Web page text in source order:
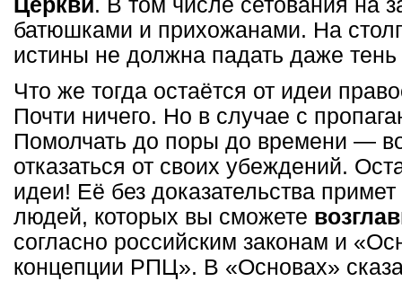
Церкви. В том числе сетования на
батюшками и прихожанами. На
истины не должна падать даже
Что же тогда остаётся от идеи
Почти ничего. Но в случае с
Помолчать до поры до времени —
отказаться от своих убеждений.
идеи! Её без доказательства
людей, которых вы сможете
согласно российским законам и
концепции РПЦ». В «Основах»